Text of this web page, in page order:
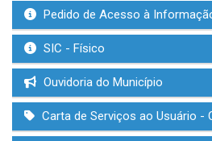
Pedido de Acesso à
SIC - Físico
Ouvidoria do Município
Carta de Serviços ao Usuário -